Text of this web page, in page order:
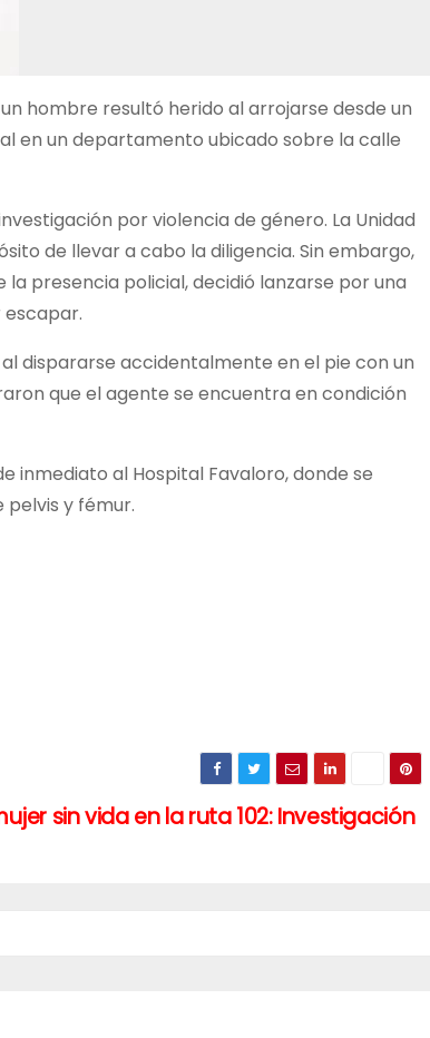
hombre resultó herido al arrojarse desde un
en un departamento ubicado sobre la calle
por violencia de género. La Unidad
de llevar a cabo la diligencia. Sin embargo,
presencia policial, decidió lanzarse por una
dispararse accidentalmente en el pie con un
que el agente se encuentra en condición
inmediato al Hospital Favaloro, donde se
y fémur.
sin vida en la ruta 102: Investigación